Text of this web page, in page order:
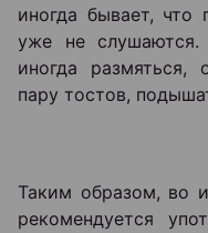
иногда бывает, что
уже не слушаются.
иногда размяться,
пару тостов,
Таким образом, во
рекомендуется